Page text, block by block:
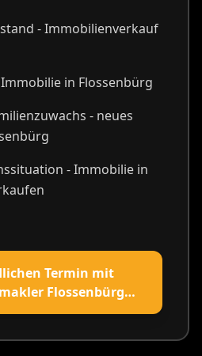
- Immobilienverkauf
in Flossenbürg
- neues
- Immobilie in
Termin mit
Flossenbürg